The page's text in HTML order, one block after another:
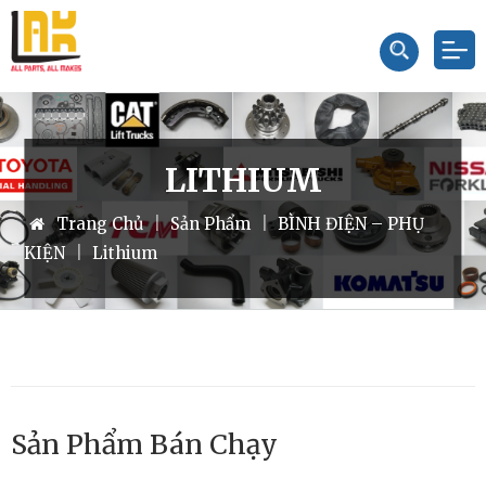
LITHIUM
Trang Chủ | Sản Phẩm | BÌNH ĐIỆN – PHỤ
KIỆN
Lithium
Sản Phẩm Bán Chạy
Đầu Bơm Nước TOYOTA 62-8FD
1DZ/7FD
Liên hệ
Đầu Bơm Nước NISSAN K15-
K21-K25